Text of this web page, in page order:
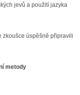
jevů a použití jazyka
zkoušce úspěšně připravili
metody